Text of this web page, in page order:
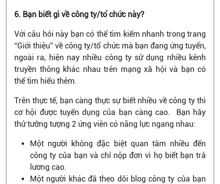
6. Bạn biết gì về công ty/tổ chức này?
Với câu hỏi này bạn có thể tìm kiếm nhanh trong trang
“Giới thiệu” về công ty/tổ chức mà bạn đang ứng tuyển,
ngoài ra, hiện nay nhiều công ty sử dụng nhiều kênh
truyền thông khác nhau trên mạng xã hội và bạn có
thể tìm hiểu thêm.
Trên thực tế, bạn càng thực sự biết nhiều về công ty thì
cơ hội được tuyển dụng của bạn càng cao. Bạn hãy
thử tưởng tượng 2 ứng viên có năng lực ngang nhau:
Một người không đặc biệt quan tâm nhiều đến
công ty của bạn và chỉ nộp đơn vì họ biết bạn trả
lương cao.
Một người khác đã theo dõi blog công ty của bạn